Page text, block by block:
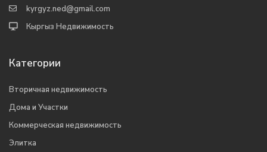
kyrgyz.ned@gmail.com
Кыргыз Недвижимость
Категории
Вторичная недвижимость
Дома и Участки
Коммерческая недвижимость
Элитка